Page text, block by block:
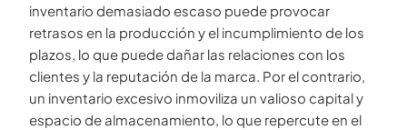
inventario demasiado escaso puede provocar
retrasos en la producción y el incumplimiento de los
plazos, lo que puede dañar las relaciones con los
clientes y la reputación de la marca. Por el contrario,
un inventario excesivo inmoviliza un valioso capital y
espacio de almacenamiento, lo que repercute en el